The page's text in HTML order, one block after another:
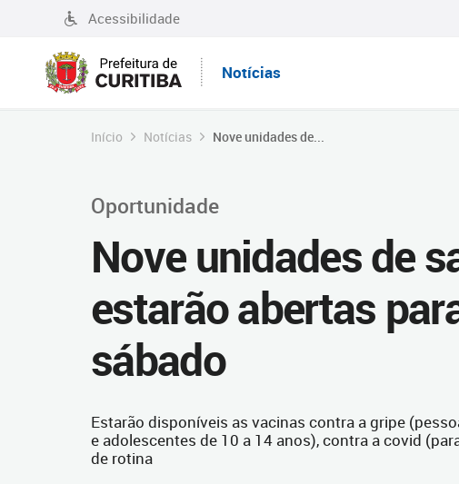
Acessibilidade
Notícias
Início Notícias Nove unidades de...
Oportunidade
Nove unidades de
estarão abertas
sábado
Estarão disponíveis as vacinas contra a gripe
e adolescentes de 10 a 14 anos), contra a covid
de rotina